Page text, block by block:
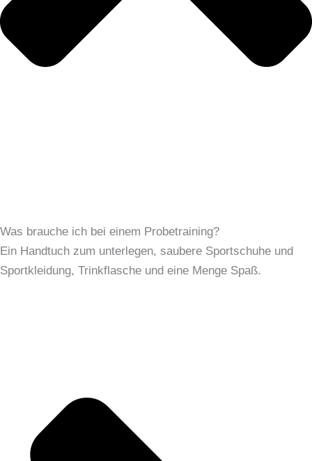
Was brauche ich bei einem Probetraining?
Ein Handtuch zum unterlegen, saubere Sportschuhe und
Sportkleidung, Trinkflasche und eine Menge Spaß.